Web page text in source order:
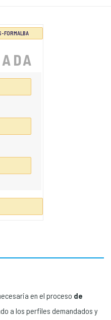
en el proceso de
a los perfiles demandados y